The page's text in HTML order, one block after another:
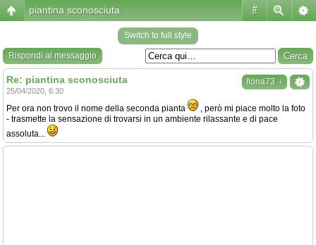
#
piantina sconosciuta
Switch to full style
Rispondi al messaggio
Ilona73 ↓
Re: piantina sconosciuta
25/04/2020, 6:30
Per ora non trovo il nome della seconda pianta
, però mi piace molto la foto
- trasmette la sensazione di trovarsi in un ambiente rilassante e di pace
assoluta...